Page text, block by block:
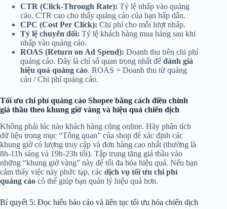
CTR (Click-Through Rate): Tỷ lệ nhấp vào quảng
cáo. CTR cao cho thấy quảng cáo của bạn hấp dẫn.
CPC (Cost Per Click): Chi phí cho mỗi lượt nhấp.
Tỷ lệ chuyển đổi: Tỷ lệ khách hàng mua hàng sau khi
nhấp vào quảng cáo.
ROAS (Return on Ad Spend): Doanh thu trên chi phí
quảng cáo. Đây là chỉ số quan trọng nhất để đánh giá
hiệu quả quảng cáo. ROAS = Doanh thu từ quảng
cáo / Chi phí quảng cáo.
Tối ưu chi phí quảng cáo Shopee bằng cách điều chỉnh
giá thầu theo khung giờ vàng và hiệu quả chiến dịch
Không phải lúc nào khách hàng cũng online. Hãy phân tích
dữ liệu trong mục “Tổng quan” của shop để xác định các
khung giờ có lượng truy cập và đơn hàng cao nhất (thường là
8h-11h sáng và 19h-23h tối). Tập trung tăng giá thầu vào
những “khung giờ vàng” này để tối đa hóa hiệu quả. Nếu bạn
cảm thấy việc này phức tạp, các dịch vụ tối ưu chi phí
quảng cáo có thể giúp bạn quản lý hiệu quả hơn.
Bí quyết 5: Đọc hiểu báo cáo và liên tục tối ưu hóa chiến dịch